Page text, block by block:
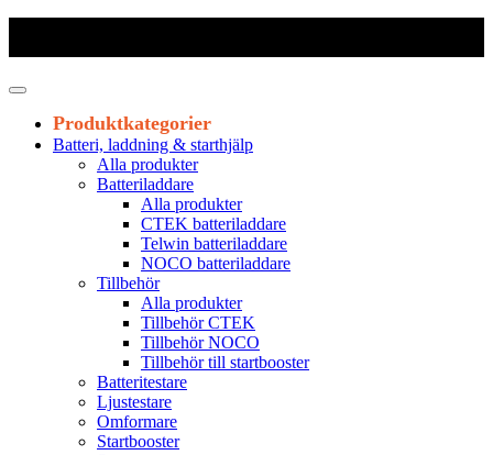
Produktkategorier
Batteri, laddning & starthjälp
Alla produkter
Batteriladdare
Alla produkter
CTEK batteriladdare
Telwin batteriladdare
NOCO batteriladdare
Tillbehör
Alla produkter
Tillbehör CTEK
Tillbehör NOCO
Tillbehör till startbooster
Batteritestare
Ljustestare
Omformare
Startbooster